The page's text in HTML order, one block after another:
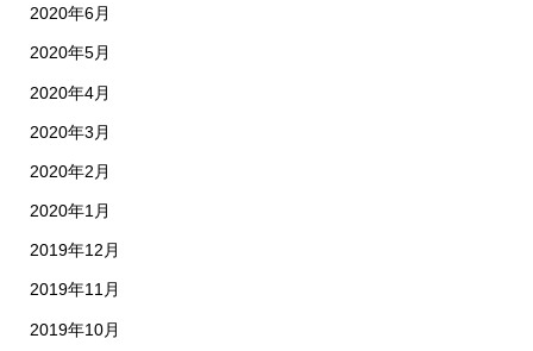
2020年6月
2020年5月
2020年4月
2020年3月
2020年2月
2020年1月
2019年12月
2019年11月
2019年10月